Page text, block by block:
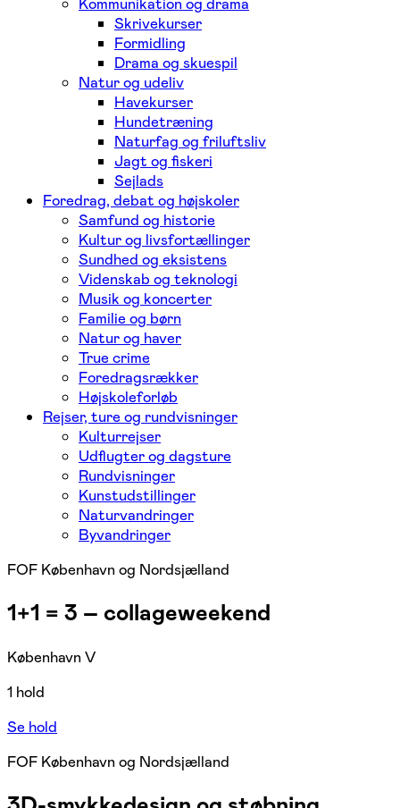
Skrivekurser
Formidling
Drama og skuespil
Natur og udeliv
Havekurser
Hundetræning
Naturfag og friluftsliv
Jagt og fiskeri
Sejlads
Foredrag, debat og højskoler
Samfund og historie
Kultur og livsfortællinger
Sundhed og eksistens
Videnskab og teknologi
Musik og koncerter
Familie og børn
Natur og haver
True crime
Foredragsrækker
Højskoleforløb
Rejser, ture og rundvisninger
Kulturrejser
Udflugter og dagsture
Rundvisninger
Kunstudstillinger
Naturvandringer
Byvandringer
FOF København og Nordsjælland
1+1 = 3 – collageweekend
København V
1 hold
Se hold
FOF København og Nordsjælland